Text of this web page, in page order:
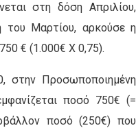
στη δόση Απριλίου,
του Μαρτίου, αρκούσε η
€ (1.000€ Χ 0,75).
στην Προσωποποιημένη
ποσό 750€ (=
ποσό (250€) που